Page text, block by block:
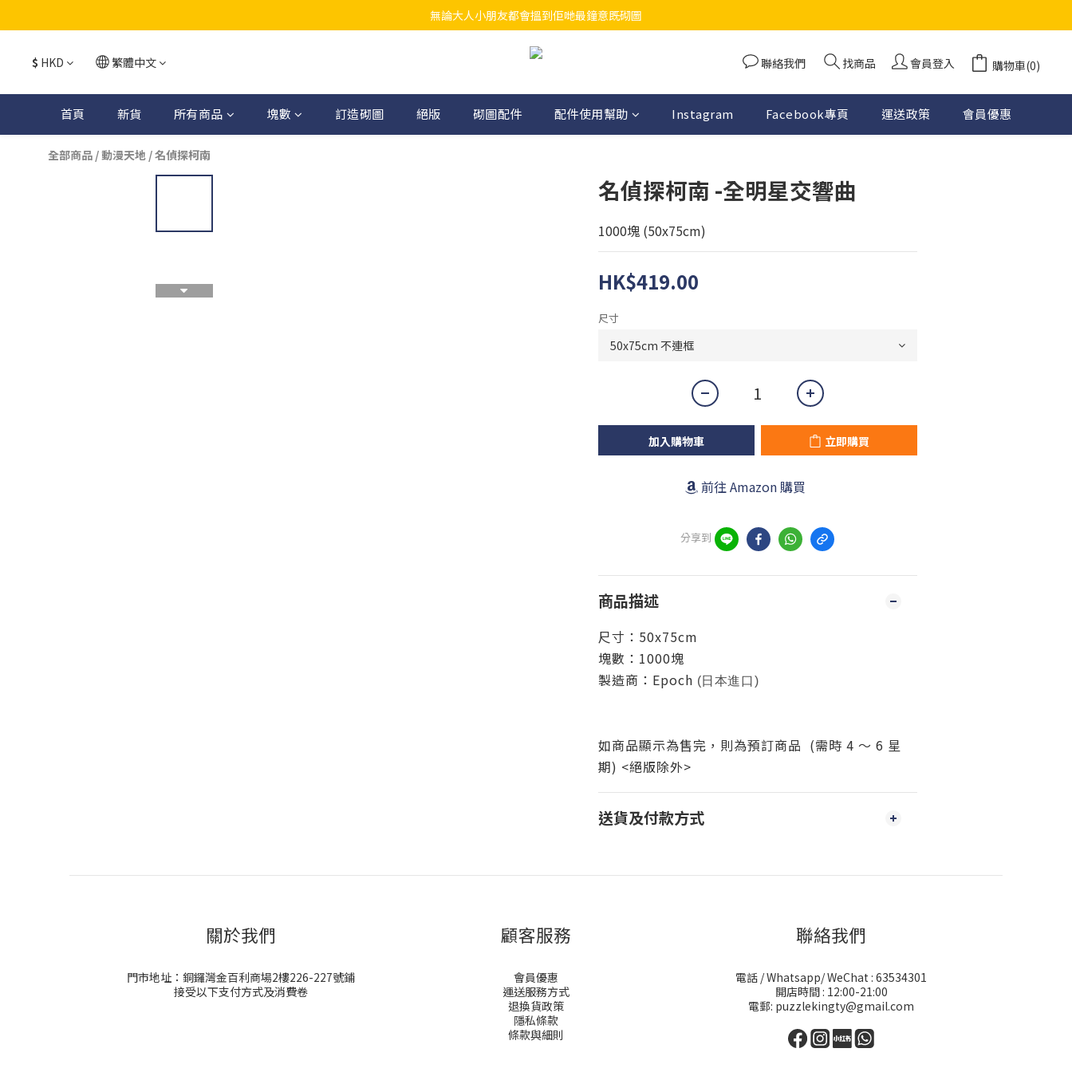
江帆天楊砌圖
無論大人小朋友都會搵到佢哋最鐘意既砌圖
江帆天楊砌圖
$ HKD 繁體中文 聯絡我們 找商品 會員登入 購物車(0)
首頁 新貨 所有商品 塊數 訂造砌圖 絕版 砌圖配件 配件使用幫助 Instagram Facebook專頁 運送政策 會員優惠
全部商品 /動漫天地 /名偵探柯南
名偵探柯南 -全明星交響曲
1000塊 (50x75cm)
HK$419.00
尺寸
加入購物車 立即購買
前往 Amazon 購買
分享到
商品描述
尺寸：50x75cm
塊數：1000塊
製造商： Epoch (日本進口)
如商品顯示為售完，則為預訂商品 (需時 4 ～ 6 星
期) <絕版除外>
送貨及付款方式
關於我們
門市地址：銅鑼灣金百利商場2樓226-227號鋪
接受以下支付方式及消費卷
顧客服務
會員優惠
運送服務方式
退換貨政策
隱私條款
條款與細則
聯絡我們
電話 / Whatsapp/ WeChat : 63534301
開店時間 : 12:00-21:00
電郵: puzzlekingty@gmail.com